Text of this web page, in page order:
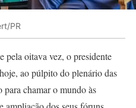
PR
pela oitava vez, o presidente
ao púlpito do plenário das
chamar o mundo às